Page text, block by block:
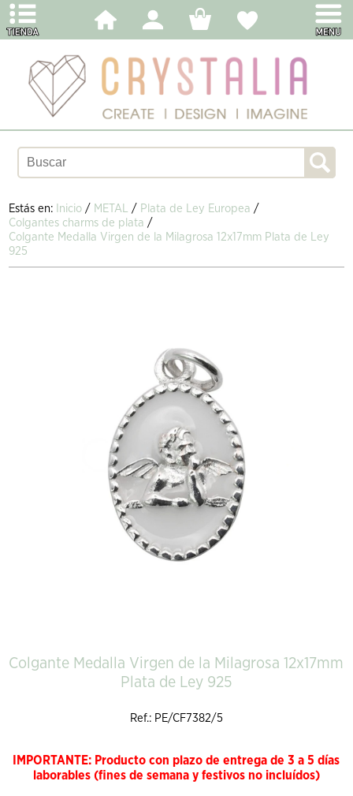
Estás en: Inicio / METAL / Plata de Ley Europea /
Colgantes charms de plata /
Colgante Medalla Virgen de la Milagrosa 12x17mm Plata de Ley
925
Colgante Medalla Virgen de la Milagrosa 12x17mm
Plata de Ley 925
Ref.: PE/CF7382/5
IMPORTANTE: Producto con plazo de entrega de 3 a 5 días
laborables (fines de semana y festivos no incluídos)